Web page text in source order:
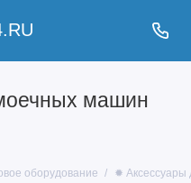
машин
оборудование ✹ Аксессуары